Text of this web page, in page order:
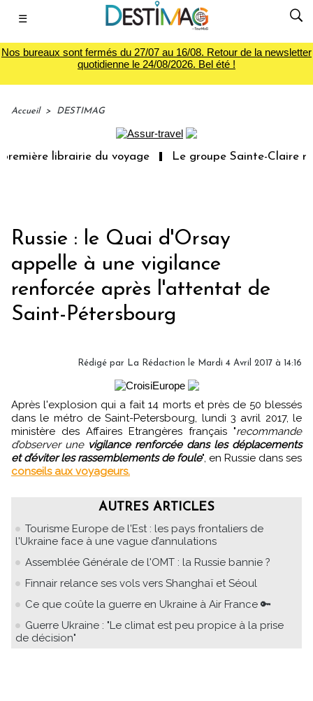
☰
Nos bureaux sont fermés du 27/07 au 16/08. Retour de la newsletter
quotidienne le 24/08/2026. Bel été !
Accueil > DESTIMAG
librairie du voyage Le groupe Sainte-Claire
Russie : le Quai d'Orsay
appelle à une vigilance
renforcée après l'attentat de
Saint-Pétersbourg
Rédigé par La Rédaction le Mardi 4 Avril 2017 à 14:16
Après l'explosion qui a fait 14 morts et près de 50 blessés
dans le métro de Saint-Petersbourg, lundi 3 avril 2017, le
ministère des Affaires Etrangères français "recommande
d’observer unevigilance renforcée dans les déplacements
et d’éviter les rassemblements de foule", en Russie dans ses
conseils aux voyageurs.
AUTRES ARTICLES
Tourisme Europe de l'Est : les pays frontaliers de
l'Ukraine face à une vague d’annulations
Assemblée Générale de l'OMT : la Russie bannie ?
Finnair relance ses vols vers Shanghaï et Séoul
Ce que coûte la guerre en Ukraine à Air France 🔑
Guerre Ukraine : "Le climat est peu propice à la prise
de décision"